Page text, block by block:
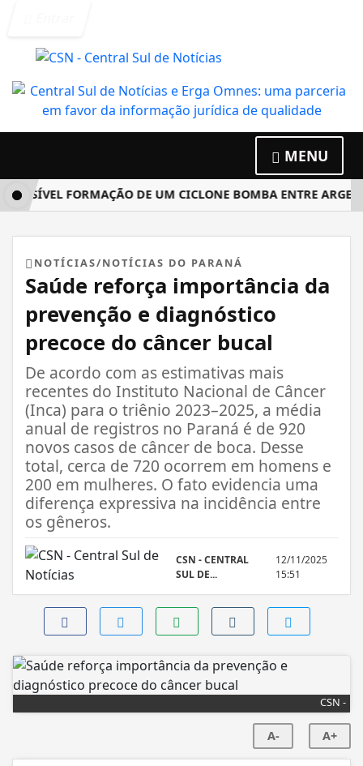
MENU
FORMAÇÃO DE UM CICLONE BOMBA ENTRE
NOTÍCIAS/NOTÍCIAS DO PARANÁ
Saúde reforça importância da
prevenção e diagnóstico
precoce do câncer bucal
De acordo com as estimativas mais
recentes do Instituto Nacional de Câncer
(Inca) para o triênio 2023–2025, a média
anual de registros no Paraná é de 920
novos casos de câncer de boca. Desse
total, cerca de 720 ocorrem em homens e
200 em mulheres. O fato evidencia uma
diferença expressiva na incidência entre
os gêneros.
CSN - CENTRAL
SUL DE...
12/11/2025
15:51
CSN -
A- A+